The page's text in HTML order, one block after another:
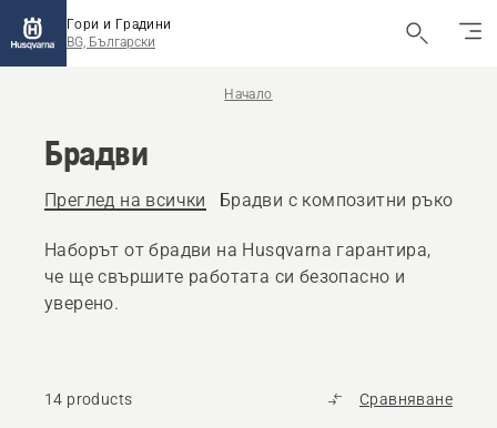
Гори и Градини
BG, Български
Начало
Брадви
Преглед на всички Брадви с композитни
Наборът от брадви на Husqvarna гарантира,
че ще свършите работата си безопасно и
уверено.
14 products Сравняване